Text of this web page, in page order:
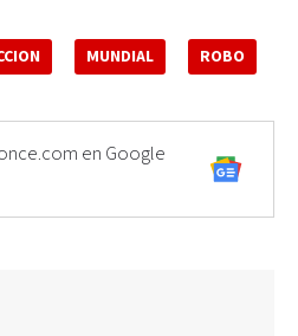
MUNDIAL ROBO
en Google